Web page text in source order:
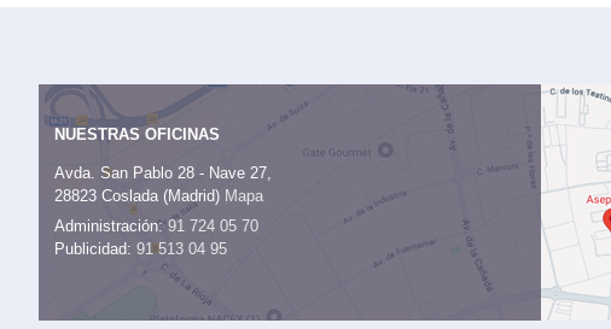
NUESTRAS OFICINAS
Avda. San Pablo 28 - Nave 27,
28823 Coslada (Madrid) Mapa
Administración:91 724 05 70
Publicidad: 91 513 04 95